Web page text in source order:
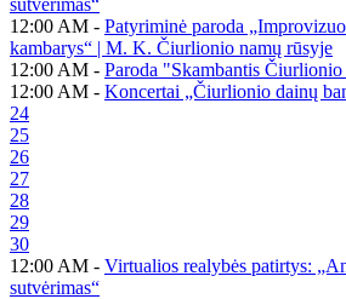
sutvėrimas“
12:00 AM - Patyriminė paroda
kambarys“ | M. K. Čiurlionio namų rūsyje
12:00 AM - Paroda "Skambantis
12:00 AM - Koncertai „Čiurlionio dainų
24
25
26
27
28
29
30
12:00 AM - Virtualios realybės patirtys:
sutvėrimas“